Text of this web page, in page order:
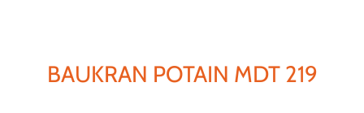
BAUKRAN POTAIN MDT 219